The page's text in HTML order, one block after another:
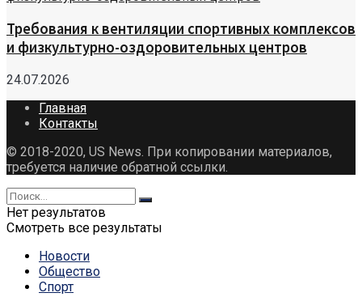
Требования к вентиляции спортивных комплексов
и физкультурно-оздоровительных центров
24.07.2026
Главная
Контакты
© 2018-2020, US News. При копировании материалов,
требуется наличие обратной ссылки.
Нет результатов
Смотреть все результаты
Новости
Общество
Спорт